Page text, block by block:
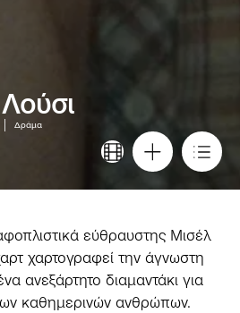
Λούσι
Δράμα
εύθραυστης Μισέλ
χαρτογραφεί την άγνωστη
ανεξάρτητο διαμαντάκι για
καθημερινών ανθρώπων.